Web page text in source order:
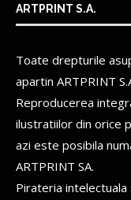
ARTPRINT S.A.
Toate drepturile
apartin ARTPRINT
Reproducerea
ilustratiilor din orice
azi este posibila
ARTPRINT SA.
Pirateria